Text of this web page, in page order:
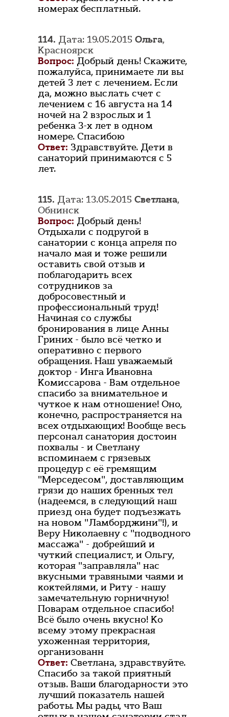
номерах бесплатный.
114. Дата: 19.05.2015 Ольга,
Красноярск
Вопрос: Добрый день! Скажите,
пожалуйса, принимаете ли вы
детей 3 лет с лечением. Если
да, можно выслать счет с
лечением с 16 августа на 14
ночей на 2 взрослых и 1
ребенка 3-х лет в одном
номере. Спасибою
Ответ: Здравствуйте. Дети в
санаторий принимаются с 5
лет.
115. Дата: 13.05.2015 Светлана,
Обнинск
Вопрос: Добрый день!
Отдыхали с подругой в
санатории с конца апреля по
начало мая и тоже решили
оставить свой отзыв и
поблагодарить всех
сотрудников за
добросовестный и
профессиональный труд!
Начиная со службы
бронирования в лице Анны
Гриних - было всё четко и
оперативно с первого
обращения. Наш уважаемый
доктор - Инга Ивановна
Комиссарова - Вам отдельное
спасибо за внимательное и
чуткое к нам отношение! Оно,
конечно, распространяется на
всех отдыхающих! Вообще весь
персонал санатория достоин
похвалы - и Светлану
вспоминаем с грязевых
процедур с её гремящим
"Мерседесом", доставляющим
грязи до наших бренных тел
(надеемся, в следующий наш
приезд она будет подъезжать
на новом "Ламборджини"!), и
Веру Николаевну с "подводного
массажа" - добрейший и
чуткий специалист, и Ольгу,
которая "заправляла" нас
вкусными травяными чаями и
коктейлями, и Риту - нашу
замечательную горничную!
Поварам отдельное спасибо!
Всё было очень вкусно! Ко
всему этому прекрасная
ухоженная территория,
организованн
Ответ: Светлана, здравствуйте.
Спасибо за такой приятный
отзыв. Ваши благодарности это
лучший показатель нашей
работы. Мы рады, что Ваш